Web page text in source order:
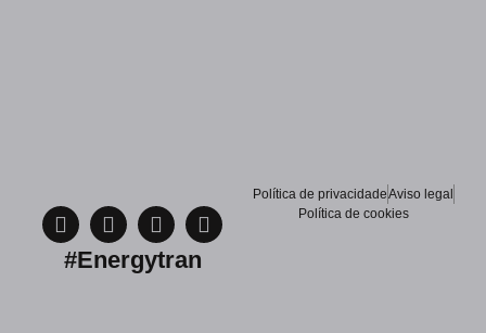
#Energytran
Política de privacidadeAviso legal
Política de cookies